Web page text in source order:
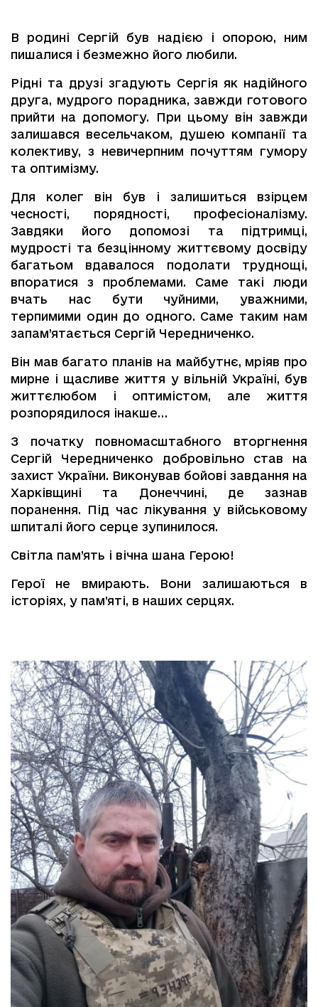
В родині Сергій був надією і опорою, ним
пишалися і безмежно його любили.
Рідні та друзі згадують Сергія як надійного
друга, мудрого порадника, завжди готового
прийти на допомогу. При цьому він завжди
залишався весельчаком, душею компанії та
колективу, з невичерпним почуттям гумору
та оптимізму.
Для колег він був і залишиться взірцем
чесності, порядності, професіоналізму.
Завдяки його допомозі та підтримці,
мудрості та безцінному життєвому досвіду
багатьом вдавалося подолати труднощі,
впоратися з проблемами. Саме такі люди
вчать нас бути чуйними, уважними,
терпимими один до одного. Саме таким нам
запам’ятається Сергій Чередниченко.
Він мав багато планів на майбутнє, мріяв про
мирне і щасливе життя у вільній Україні, був
життєлюбом і оптимістом, але життя
розпорядилося інакше…
З початку повномасштабного вторгнення
Сергій Чередниченко добровільно став на
захист України. Виконував бойові завдання на
Харківщині та Донеччині, де зазнав
поранення. Під час лікування у військовому
шпиталі його серце зупинилося.
Світла пам’ять і вічна шана Герою!
Герої не вмирають. Вони залишаються в
історіях, у пам’яті, в наших серцях.